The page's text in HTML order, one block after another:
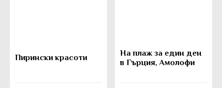
Пирински красоти На плаж за един ден
в Гърция, Амолофи